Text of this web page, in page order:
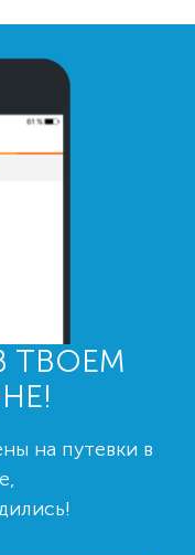
ТВОЕМ
на путевки в